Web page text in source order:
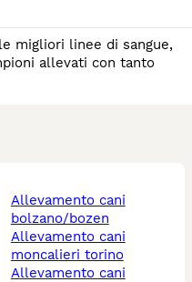
migliori linee di sangue,
allevati con tanto
allevamento cani
bolzano/bozen
allevamento cani
moncalieri torino
allevamento cani